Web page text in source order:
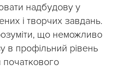
надбудову у
і творчих завдань.
що неможливо
в профільний рівень